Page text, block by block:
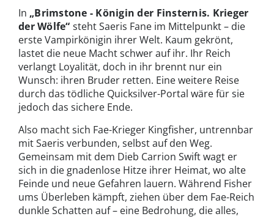
In „Brimstone - Königin der Finsternis. Krieger
der Wölfe“ steht Saeris Fane im Mittelpunkt – die
erste Vampirkönigin ihrer Welt. Kaum gekrönt,
lastet die neue Macht schwer auf ihr. Ihr Reich
verlangt Loyalität, doch in ihr brennt nur ein
Wunsch: ihren Bruder retten. Eine weitere Reise
durch das tödliche Quicksilver-Portal wäre für sie
jedoch das sichere Ende.
Also macht sich Fae-Krieger Kingfisher, untrennbar
mit Saeris verbunden, selbst auf den Weg.
Gemeinsam mit dem Dieb Carrion Swift wagt er
sich in die gnadenlose Hitze ihrer Heimat, wo alte
Feinde und neue Gefahren lauern. Während Fisher
ums Überleben kämpft, ziehen über dem Fae-Reich
dunkle Schatten auf – eine Bedrohung, die alles,